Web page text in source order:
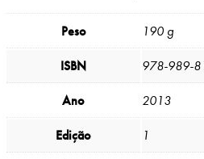
Peso 190 g
ISBN 978-989-
Ano 2013
Edição 1